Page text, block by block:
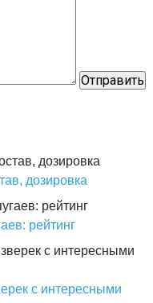
дозировка
рейтинг
с интересными